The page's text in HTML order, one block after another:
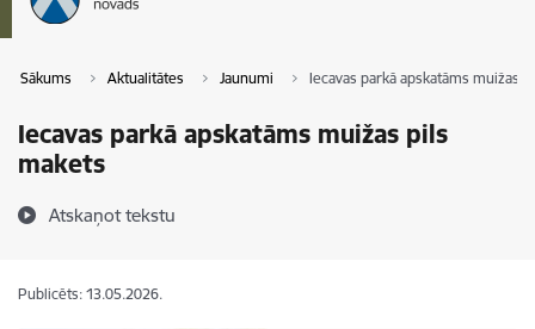
Sākums Aktualitātes Jaunumi Iecavas parkā apskatāms muižas
Iecavas parkā apskatāms muižas pils
makets
Atskaņot tekstu
Publicēts: 13.05.2026.